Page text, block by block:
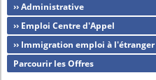
›› Administrative
›› Emploi Centre d'Appel
›› Immigration emploi à l'étranger
Parcourir les Offres